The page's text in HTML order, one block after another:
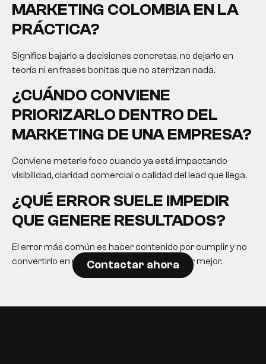
MARKETING COLOMBIAEN LA
PRÁCTICA?
Significa bajarlo a decisiones concretas, no dejarlo en
teoría ni en frases bonitas que no aterrizan nada.
¿CUÁNDO CONVIENE
PRIORIZARLO DENTRO DEL
MARKETING DE UNA EMPRESA?
Conviene meterle foco cuando ya está impactando
visibilidad, claridad comercial o calidad del lead que llega.
¿QUÉ ERROR SUELE IMPEDIR
QUE GENERE RESULTADOS?
El error más común es hacer contenido por cumplir y no
convertirlo en una herramienta para decidir mejor.
Contactar ahora